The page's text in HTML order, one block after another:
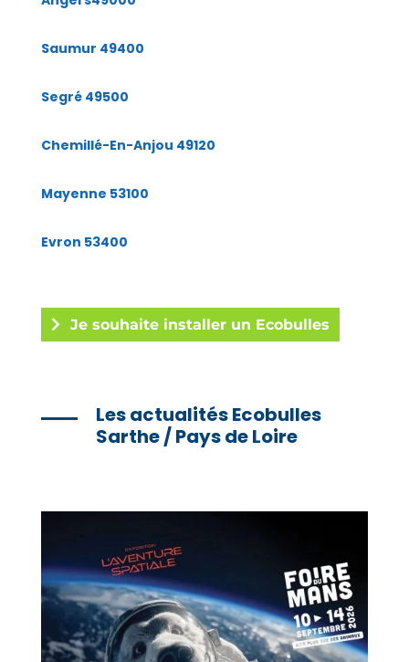
Saumur 49400
Segré 49500
Chemillé-En-Anjou 49120
Mayenne 53100
Evron 53400
Je souhaite installer un Ecobulles
Les actualités Ecobulles
Sarthe / Pays de Loire